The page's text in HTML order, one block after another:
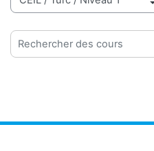
Catégories de cours
Rechercher des cours